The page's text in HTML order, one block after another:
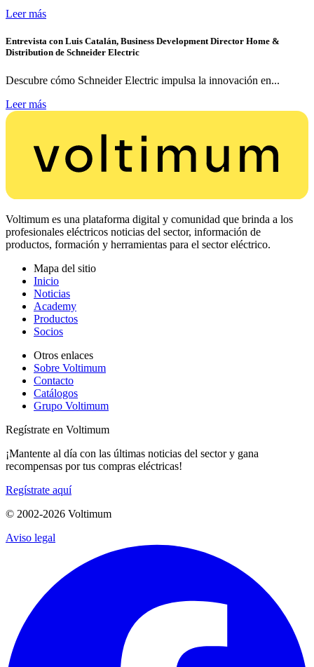
Leer más
Entrevista con Luis Catalán, Business Development Director Home &
Distribution de Schneider Electric
Descubre cómo Schneider Electric impulsa la innovación en...
Leer más
Voltimum es una plataforma digital y comunidad que brinda a los
profesionales eléctricos noticias del sector, información de
productos, formación y herramientas para el sector eléctrico.
Mapa del sitio
Inicio
Noticias
Academy
Productos
Socios
Otros enlaces
Sobre Voltimum
Contacto
Catálogos
Grupo Voltimum
Regístrate en Voltimum
¡Mantente al día con las últimas noticias del sector y gana
recompensas por tus compras eléctricas!
Regístrate aquí
© 2002-2026 Voltimum
Aviso legal